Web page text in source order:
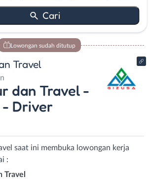
Lowongan sudah ditutup
Travel
dan Travel -
- Driver
saat ini membuka lowongan kerja
:
Travel